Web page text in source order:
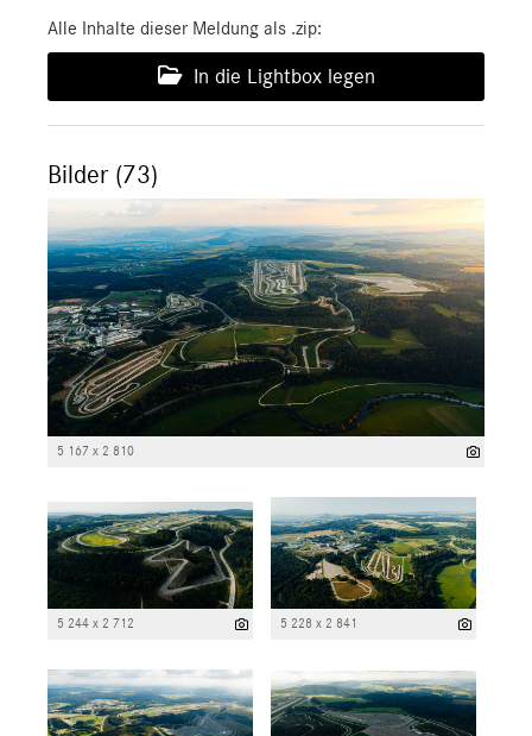
Alle Inhalte dieser Meldung als .zip:
In die Lightbox legen
Bilder (73)
5 167 x 2 810
5 244 x 2 712 5 228 x 2 841